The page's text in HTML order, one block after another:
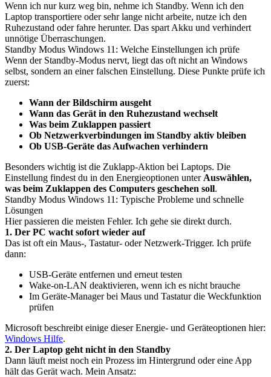
Wenn ich nur kurz weg bin, nehme ich Standby. Wenn ich den
Laptop transportiere oder sehr lange nicht arbeite, nutze ich den
Ruhezustand oder fahre herunter. Das spart Akku und verhindert
unnötige Überraschungen.
Standby Modus Windows 11: Welche Einstellungen ich prüfe
Wenn der Standby-Modus nervt, liegt das oft nicht an Windows
selbst, sondern an einer falschen Einstellung. Diese Punkte prüfe ich
zuerst:
Wann der Bildschirm ausgeht
Wann das Gerät in den Ruhezustand wechselt
Was beim Zuklappen passiert
Ob Netzwerkverbindungen im Standby aktiv bleiben
Ob USB-Geräte das Aufwachen verhindern
Besonders wichtig ist die Zuklapp-Aktion bei Laptops. Die
Einstellung findest du in den Energieoptionen unter Auswählen,
was beim Zuklappen des Computers geschehen soll.
Standby Modus Windows 11: Typische Probleme und schnelle
Lösungen
Hier passieren die meisten Fehler. Ich gehe sie direkt durch.
1. Der PC wacht sofort wieder auf
Das ist oft ein Maus-, Tastatur- oder Netzwerk-Trigger. Ich prüfe
dann:
USB-Geräte entfernen und erneut testen
Wake-on-LAN deaktivieren, wenn ich es nicht brauche
Im Geräte-Manager bei Maus und Tastatur die Weckfunktion
prüfen
Microsoft beschreibt einige dieser Energie- und Geräteoptionen hier:
Windows Hilfe.
2. Der Laptop geht nicht in den Standby
Dann läuft meist noch ein Prozess im Hintergrund oder eine App
hält das Gerät wach. Mein Ansatz: